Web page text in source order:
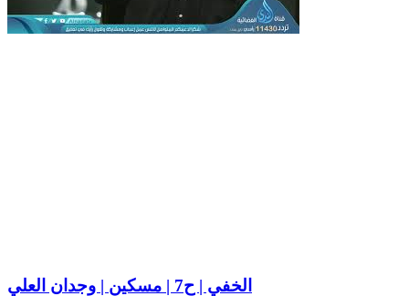
الخفي | ح7 | مسكين | وجدان العلي